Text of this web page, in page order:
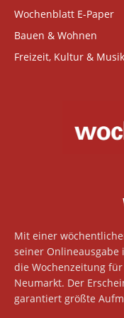
Wochenblatt E-Paper
Bauen & Wohnen
Freizeit, Kultur & Musik
Mit einer
seiner Onlineausgabe
die Wochenzeitung
Neumarkt. Der
garantiert größte